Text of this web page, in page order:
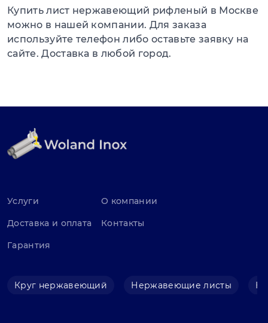
Купить лист нержавеющий рифленый в Москве
можно в нашей компании. Для заказа
используйте телефон либо оставьте заявку на
сайте. Доставка в любой город.
Услуги
Доставка и оплата
Гарантия
О компании
Контакты
Круг нержавеющий Нержавеющие листы